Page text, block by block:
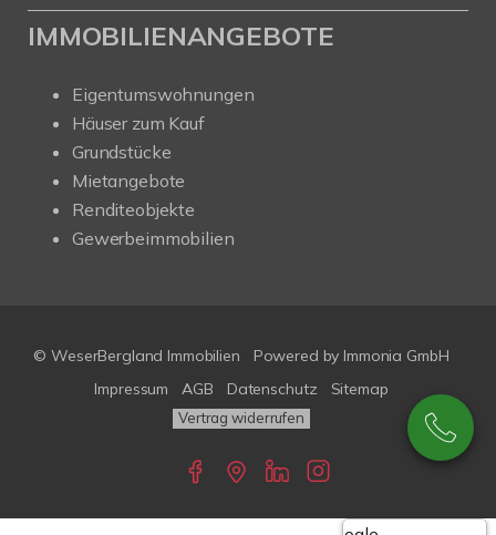
IMMOBILIENANGEBOTE
Eigentumswohnungen
Häuser zum Kauf
Grundstücke
Mietangebote
Renditeobjekte
Gewerbeimmobilien
© WeserBergland Immobilien Powered by Immonia GmbH
Impressum
AGB Datenschutz Sitemap
Vertrag widerrufen